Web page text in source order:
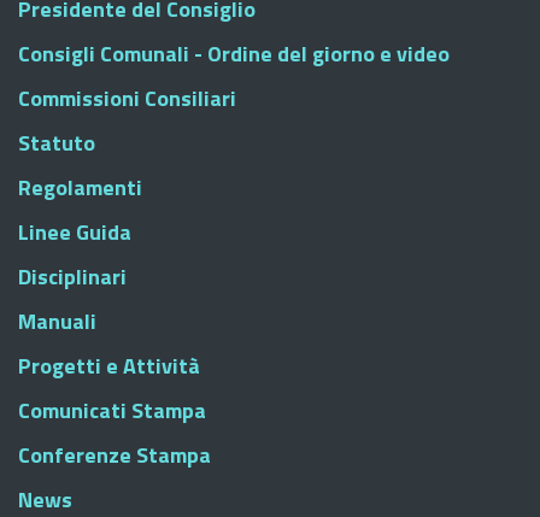
Presidente del Consiglio
Consigli Comunali - Ordine del giorno e video
Commissioni Consiliari
Statuto
Regolamenti
Linee Guida
Disciplinari
Manuali
Progetti e Attività
Comunicati Stampa
Conferenze Stampa
News